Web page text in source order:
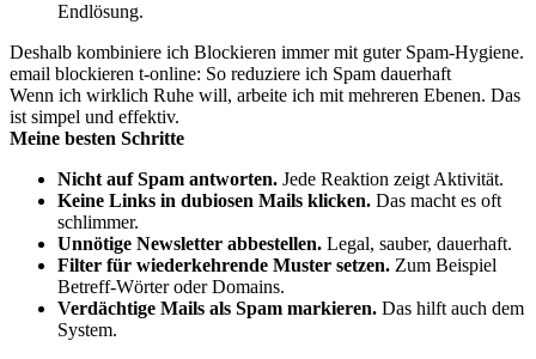
Endlösung.
Deshalb kombiniere ich Blockieren immer mit guter Spam-Hygiene.
email blockieren t-online: So reduziere ich Spam dauerhaft
Wenn ich wirklich Ruhe will, arbeite ich mit mehreren Ebenen. Das
ist simpel und effektiv.
Meine besten Schritte
Nicht auf Spam antworten. Jede Reaktion zeigt Aktivität.
Keine Links in dubiosen Mails klicken. Das macht es oft
schlimmer.
Unnötige Newsletter abbestellen. Legal, sauber, dauerhaft.
Filter für wiederkehrende Muster setzen. Zum Beispiel
Betreff-Wörter oder Domains.
Verdächtige Mails als Spam markieren. Das hilft auch dem
System.